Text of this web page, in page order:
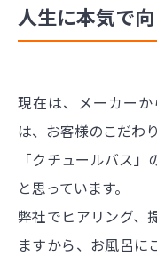
人生に本気で向
現在は、メーカー
は、お客様のこだわ
「クチュールバス
と思っています。
弊社でヒアリング、
ますから、お風呂に